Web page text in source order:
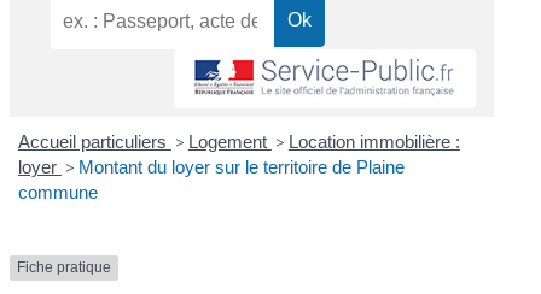
Accueil particuliers > Logement > Location immobilière :
loyer > Montant du loyer sur le territoire de Plaine
commune
Fiche pratique